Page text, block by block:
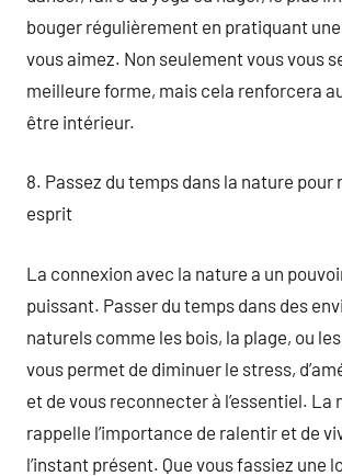
bouger régulièrement en pratiquant
vous aimez. Non seulement vous vous
meilleure forme, mais cela renforcera
être intérieur.
8. Passez du temps dans la nature pour
esprit
La connexion avec la nature a un
puissant. Passer du temps dans des
naturels comme les bois, la plage, ou
vous permet de diminuer le stress,
et de vous reconnecter à l’essentiel. La
rappelle l’importance de ralentir et de
l’instant présent. Que vous fassiez une